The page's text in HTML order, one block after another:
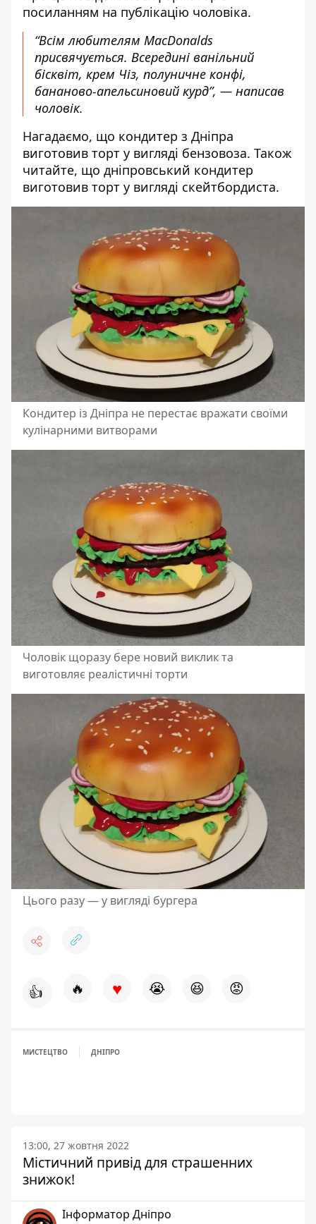
посиланням на публікацію чоловіка.
“Всім любителям MacDonalds
присвячується. Всередині ванільний
бісквіт, крем Чіз, полуничне конфі,
бананово-апельсиновий курд”, — написав
чоловік.
Нагадаємо, що кондитер з Дніпра
виготовив торт у вигляді бензовоза. Також
читайте, що дніпровський кондитер
виготовив торт у вигляді скейтбордиста.
Кондитер із Дніпра не перестає вражати своїми
кулінарними витворами
Чоловік щоразу бере новий виклик та
виготовляє реалістичні торти
Цього разу — у вигляді бургера
👍 🔥 ♥ 😭 😆 😡
МИСТЕЦТВО ДНІПРО
13:00, 27 жовтня 2022
Містичний привід для страшенних
знижок!
Інформатор Дніпро